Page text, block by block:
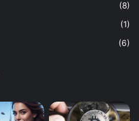
(8)
(1)
(6)